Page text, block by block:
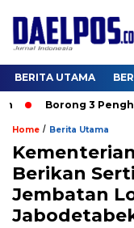
BERITA UTAMA
Borong 3
Home / Berita Utama
Berikan
Jembatan